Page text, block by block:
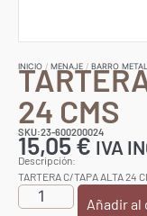
INICIO / MENAJE / BARRO
24 CMS
SKU:23-600200024
15,05€ IVA
Descripción:
TARTERA C/TAPA ALTA 24
Añadir al